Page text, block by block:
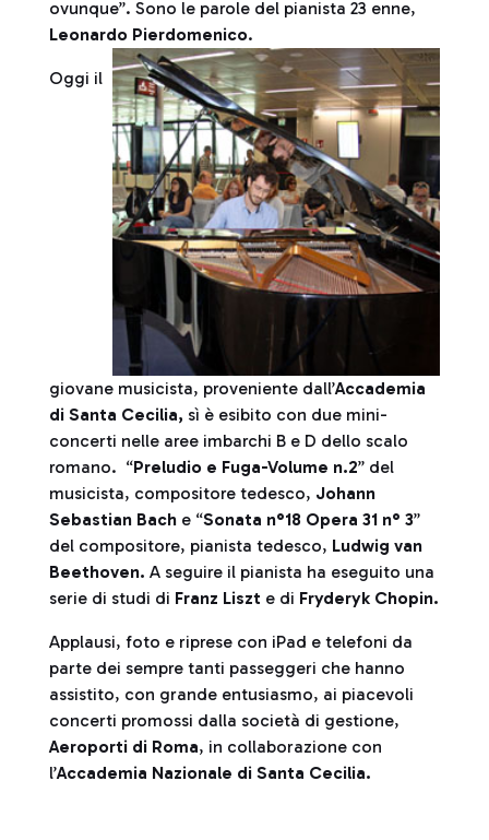
ovunque”. Sono le parole del pianista 23 enne,
Leonardo Pierdomenico.
Oggi il
giovane musicista, proveniente dall’Accademia
di Santa Cecilia, sì è esibito con due mini-
concerti nelle aree imbarchi B e D dello scalo
romano. “Preludio e Fuga-Volume n.2” del
musicista, compositore tedesco, Johann
Sebastian Bach e “Sonata n°18 Opera 31 n° 3”
del compositore, pianista tedesco, Ludwig van
Beethoven. A seguire il pianista ha eseguito una
serie di studi di Franz Liszt e di Fryderyk Chopin.
Applausi, foto e riprese con iPad e telefoni da
parte dei sempre tanti passeggeri che hanno
assistito, con grande entusiasmo, ai piacevoli
concerti promossi dalla società di gestione,
Aeroporti di Roma, in collaborazione con
l’Accademia Nazionale di Santa Cecilia.